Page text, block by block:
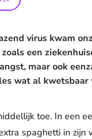
virus kwam
een
maar ook
wat al
toe. In een
spaghetti in